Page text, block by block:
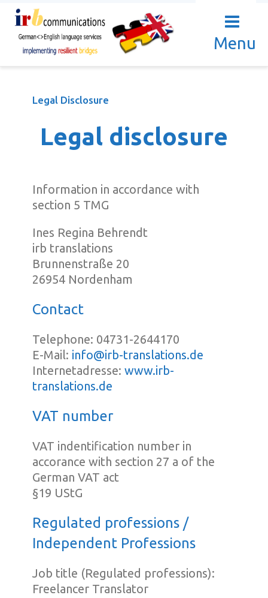
Menu
Legal Disclosure
Legal disclosure
Information in accordance with
section 5 TMG
Ines Regina Behrendt
irb translations
Brunnenstraße 20
26954 Nordenham
Contact
Telephone: 04731-2644170
E-Mail: info@irb-translations.de
Internetadresse: www.irb-
translations.de
VAT number
VAT indentification number in
accorance with section 27 a of the
German VAT act
§19 UStG
Regulated professions /
Independent Professions
Job title (Regulated professions):
Freelancer Translator